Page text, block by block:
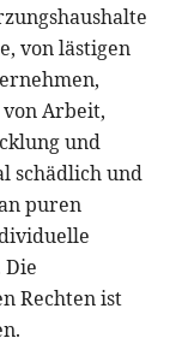
von lästigen
Arbeit,
und
schädlich und
puren
Die
Rechten ist